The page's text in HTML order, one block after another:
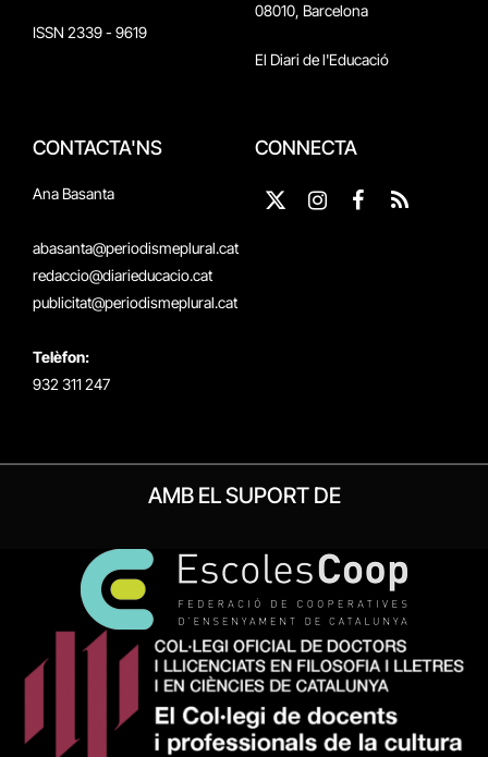
ISSN 2339 - 9619
08010, Barcelona
El Diari de l'Educació
CONTACTA'NS
Ana Basanta
abasanta@periodismeplural.cat
redaccio@diarieducacio.cat
publicitat@periodismeplural.cat
Telèfon:
932 311 247
CONNECTA
X
Instagram
Facebook
RSS
AMB EL SUPORT DE